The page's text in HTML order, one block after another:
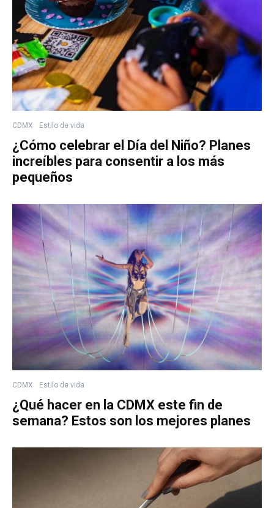
CDMX Estilo de vida
¿Cómo celebrar el Día del Niño? Planes
increíbles para consentir a los más
pequeños
CDMX Estilo de vida
¿Qué hacer en la CDMX este fin de
semana? Estos son los mejores planes